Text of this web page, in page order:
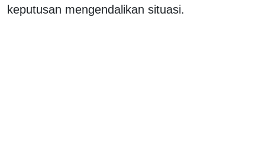
keputusan mengendalikan situasi.